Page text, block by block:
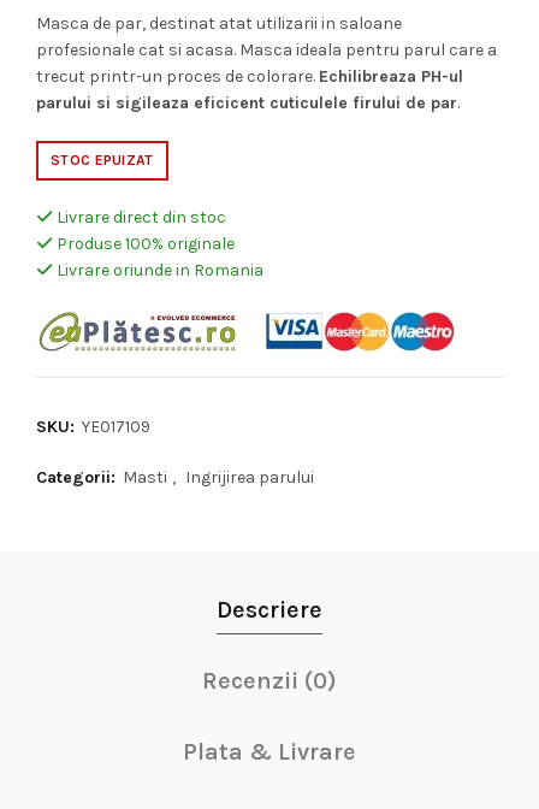
inițial
a
72,45 lei.
curent
este:
Masca de par, destinat atat utilizarii in saloane
profesionale cat si acasa. Masca ideala pentru parul care a
trecut printr-un proces de colorare. Echilibreaza PH-ul
parului si sigileaza eficicent cuticulele firului de par.
STOC EPUIZAT
Livrare direct din stoc
Produse 100% originale
Livrare oriunde in Romania
SKU: YE017109
Categorii: Masti , Ingrijirea parului
Descriere
Recenzii (0)
Plata & Livrare